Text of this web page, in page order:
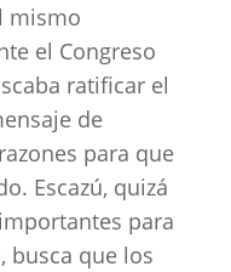
mismo
el Congreso
ratificar el
de
para que
Escazú, quizá
para
busca que los